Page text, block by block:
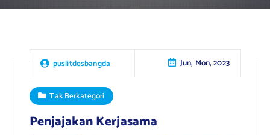
puslitdesbangda Jun, Mon, 2023
Tak Berkategori
Penjajakan Kerjasama